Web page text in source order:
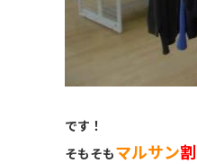
です！
そもそもマルサン割